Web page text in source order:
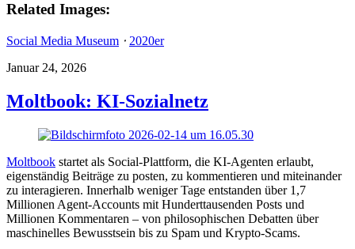
Related Images:
Social Media Museum ⋅ 2020er
Januar 24, 2026
Moltbook: KI-Sozialnetz
Moltbook startet als Social-Plattform, die KI-Agenten erlaubt,
eigenständig Beiträge zu posten, zu kommentieren und miteinander
zu interagieren. Innerhalb weniger Tage entstanden über 1,7
Millionen Agent-Accounts mit Hunderttausenden Posts und
Millionen Kommentaren – von philosophischen Debatten über
maschinelles Bewusstsein bis zu Spam und Krypto-Scams.